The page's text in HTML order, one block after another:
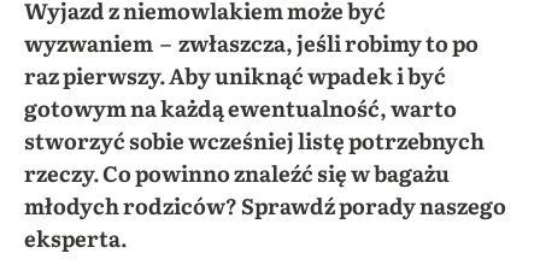
Wyjazd z niemowlakiem może być
wyzwaniem – zwłaszcza, jeśli robimy to po
raz pierwszy. Aby uniknąć wpadek i być
gotowym na każdą ewentualność, warto
stworzyć sobie wcześniej listę potrzebnych
rzeczy. Co powinno znaleźć się w bagażu
młodych rodziców? Sprawdź porady naszego
eksperta.